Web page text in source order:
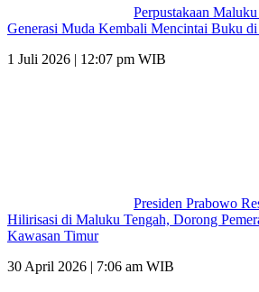
Perpustakaan
Generasi Muda Kembali Mencintai Buku
1 Juli 2026 | 12:07 pm WIB
Presiden Prabowo
Hilirisasi di Maluku Tengah, Dorong
Kawasan Timur
30 April 2026 | 7:06 am WIB